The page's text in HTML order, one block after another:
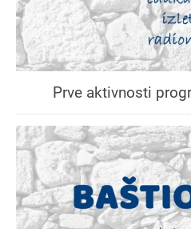
Prve aktivnosti